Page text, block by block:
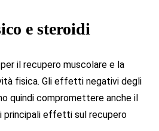
e steroidi
il recupero muscolare e la
fisica. Gli effetti negativi degli
quindi compromettere anche il
principali effetti sul recupero